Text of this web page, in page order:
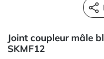
Joint coupleur mâle
SKMF12